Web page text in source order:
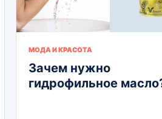
МОДА И КРАСОТА
Зачем нужно
гидрофильное